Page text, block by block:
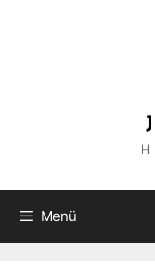
Menü